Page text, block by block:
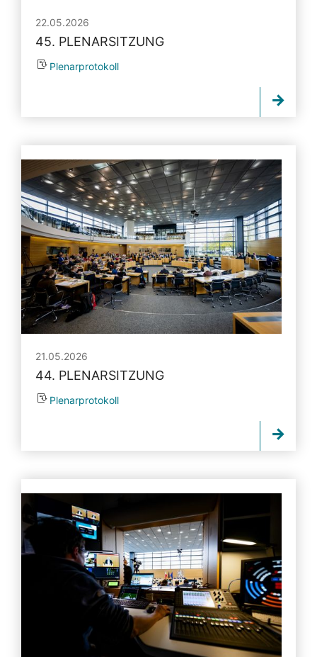
22.05.2026
45. PLENARSITZUNG
Plenarprotokoll
21.05.2026
44. PLENARSITZUNG
Plenarprotokoll